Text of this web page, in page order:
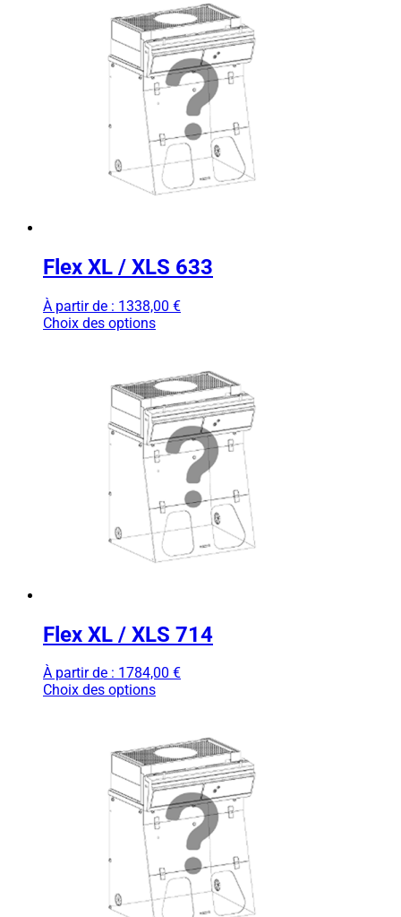
Flex XL / XLS 633
À partir de : 1338,00 €
Choix des options
Flex XL / XLS 714
À partir de : 1784,00 €
Choix des options